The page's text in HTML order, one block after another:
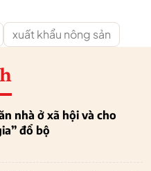
xuất khẩu nông sản
nhà ở xã hội và cho
đổ bộ